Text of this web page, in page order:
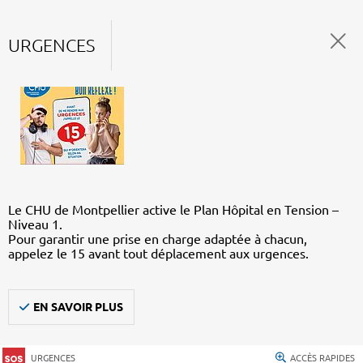
URGENCES
Le CHU de Montpellier active le Plan Hôpital en Tension –
Niveau 1.
Pour garantir une prise en charge adaptée à chacun,
appelez le 15 avant tout déplacement aux urgences.
EN SAVOIR PLUS
URGENCES ACCÈS RAPIDES